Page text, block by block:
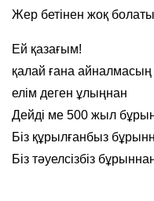
Жер бетінен жоқ
Ей қазағым!
қалай ғана айналмасың
елім деген ұлыңнан
Дейді ме 500 жыл
Біз құрылғанбыз
Біз тәуелсізбіз